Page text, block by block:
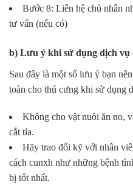
Bước 8: Liên hệ chủ nhân
tư vấn (nếu có)
b) Lưu ý khi sử dụng dịch vụ
Sau đây là một số lưu ý bạn
toàn cho thú cưng khi sử dụng
Không cho vật nuôi ăn no,
cắt tỉa.
Hãy trao đổi kỹ với nhân
cách cunxh như những bệnh
bị tốt nhất.